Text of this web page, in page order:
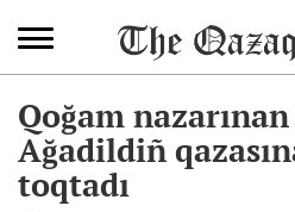
Qoğam
Ağadildiñ
toqtadı